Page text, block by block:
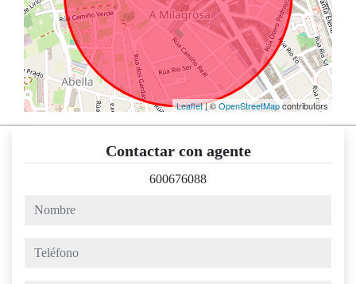
Leaflet| ©OpenStreetMapcontributors
Contactar con agente
600676088
nombre
teléfono